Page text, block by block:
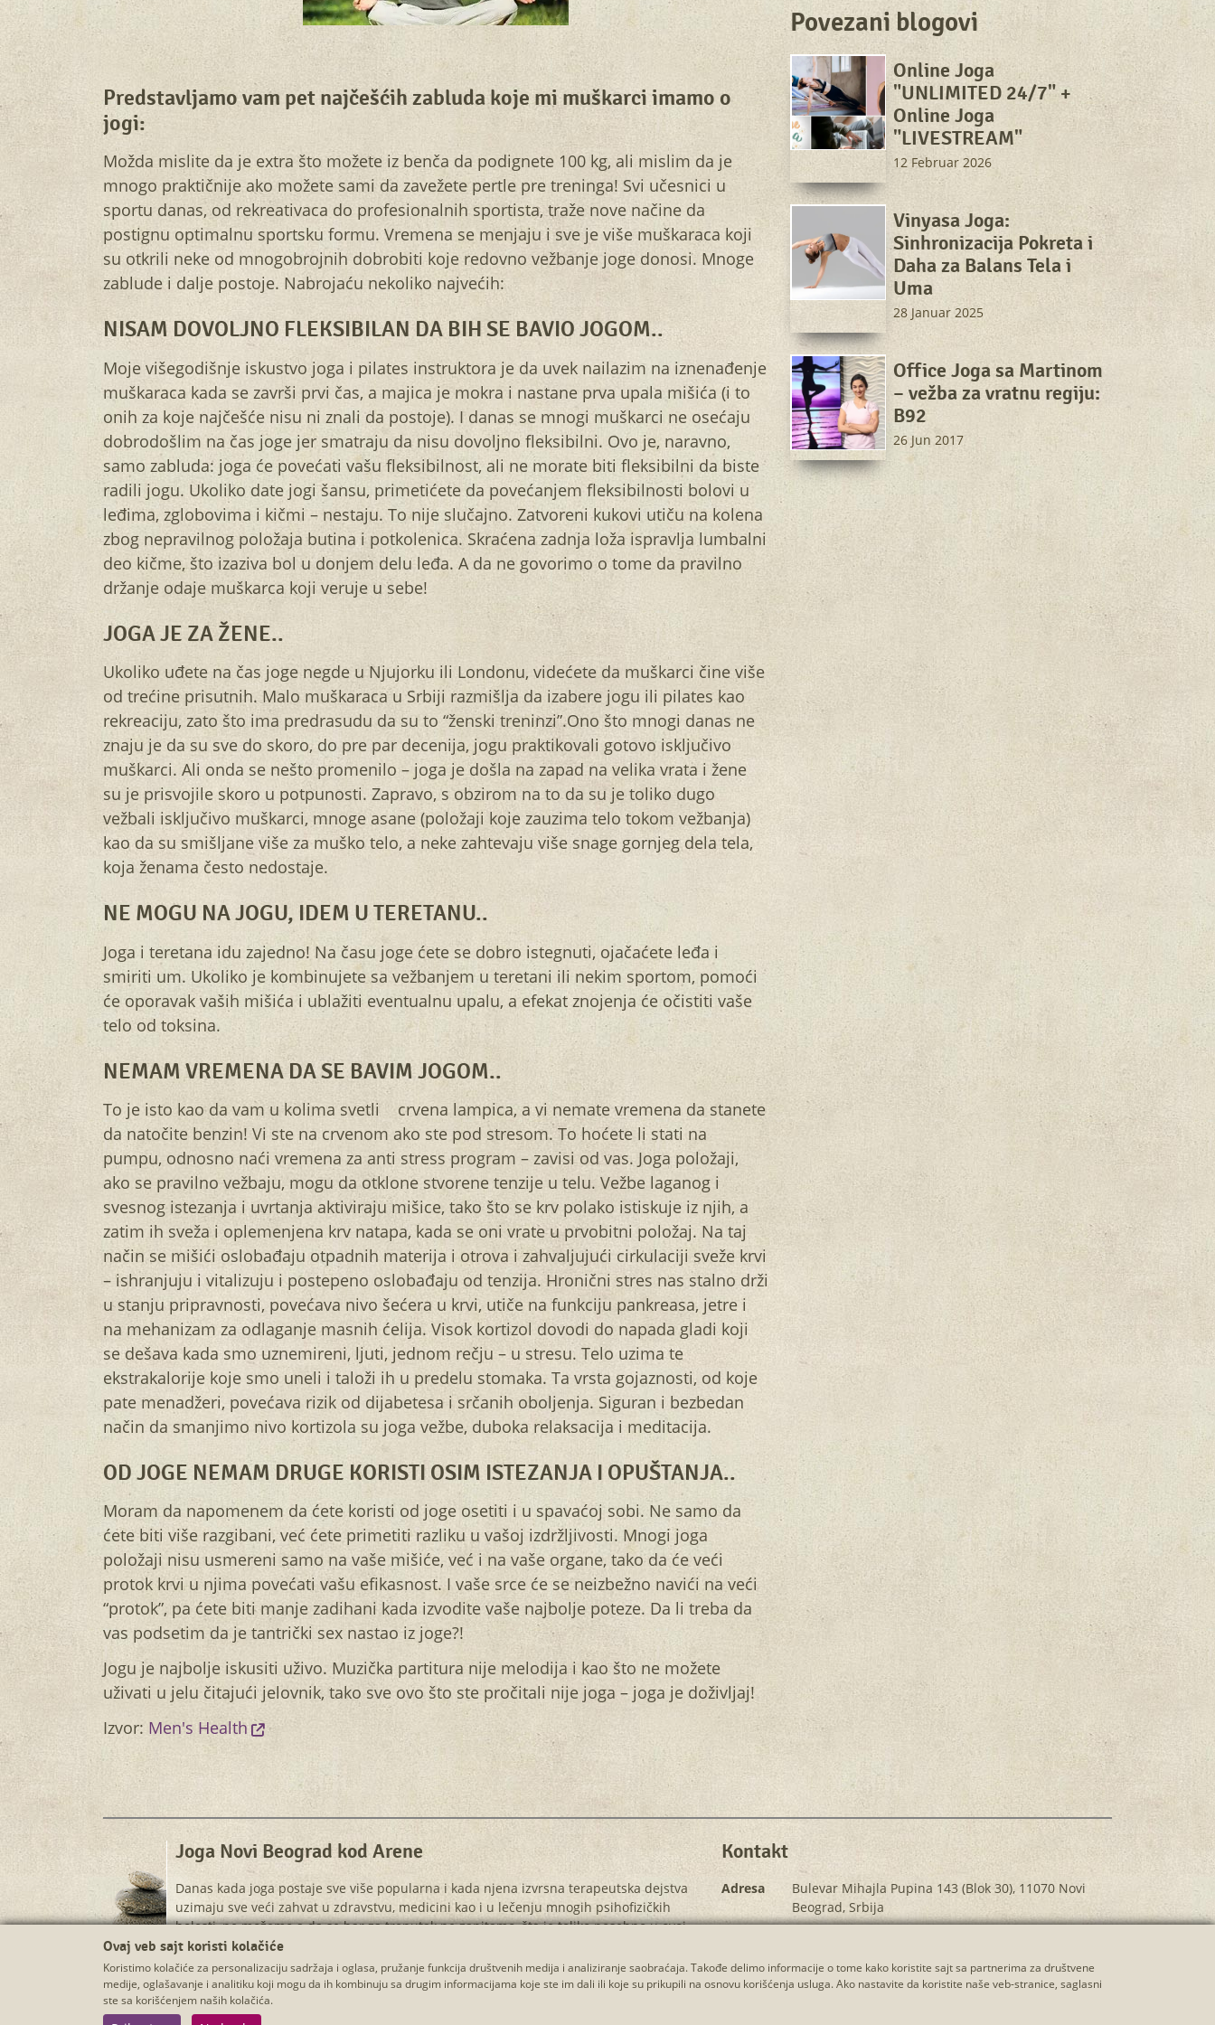
Predstavljamo vam pet najčešćih zabluda koje mi muškarci imamo o
jogi:
Možda mislite da je extra što možete iz benča da podignete 100 kg, ali mislim da je
mnogo praktičnije ako možete sami da zavežete pertle pre treninga! Svi učesnici u
sportu danas, od rekreativaca do profesionalnih sportista, traže nove načine da
postignu optimalnu sportsku formu. Vremena se menjaju i sve je više muškaraca koji
su otkrili neke od mnogobrojnih dobrobiti koje redovno vežbanje joge donosi. Mnoge
zablude i dalje postoje. Nabrojaću nekoliko najvećih:
NISAM DOVOLJNO FLEKSIBILAN DA BIH SE BAVIO JOGOM..
Moje višegodišnje iskustvo joga i pilates instruktora je da uvek nailazim na iznenađenje
muškaraca kada se završi prvi čas, a majica je mokra i nastane prva upala mišića (i to
onih za koje najčešće nisu ni znali da postoje). I danas se mnogi muškarci ne osećaju
dobrodošlim na čas joge jer smatraju da nisu dovoljno fleksibilni. Ovo je, naravno,
samo zabluda: joga će povećati vašu fleksibilnost, ali ne morate biti fleksibilni da biste
radili jogu. Ukoliko date jogi šansu, primetićete da povećanjem fleksibilnosti bolovi u
leđima, zglobovima i kičmi – nestaju. To nije slučajno. Zatvoreni kukovi utiču na kolena
zbog nepravilnog položaja butina i potkolenica. Skraćena zadnja loža ispravlja lumbalni
deo kičme, što izaziva bol u donjem delu leđa. A da ne govorimo o tome da pravilno
držanje odaje muškarca koji veruje u sebe!
JOGA JE ZA ŽENE..
Ukoliko uđete na čas joge negde u Njujorku ili Londonu, videćete da muškarci čine više
od trećine prisutnih. Malo muškaraca u Srbiji razmišlja da izabere jogu ili pilates kao
rekreaciju, zato što ima predrasudu da su to “ženski treninzi”.Ono što mnogi danas ne
znaju je da su sve do skoro, do pre par decenija, jogu praktikovali gotovo isključivo
muškarci. Ali onda se nešto promenilo – joga je došla na zapad na velika vrata i žene
su je prisvojile skoro u potpunosti. Zapravo, s obzirom na to da su je toliko dugo
vežbali isključivo muškarci, mnoge asane (položaji koje zauzima telo tokom vežbanja)
kao da su smišljane više za muško telo, a neke zahtevaju više snage gornjeg dela tela,
koja ženama često nedostaje.
NE MOGU NA JOGU, IDEM U TERETANU..
Joga i teretana idu zajedno! Na času joge ćete se dobro istegnuti, ojačaćete leđa i
smiriti um. Ukoliko je kombinujete sa vežbanjem u teretani ili nekim sportom, pomoći
će oporavak vaših mišića i ublažiti eventualnu upalu, a efekat znojenja će očistiti vaše
telo od toksina.
NEMAM VREMENA DA SE BAVIM JOGOM..
To je isto kao da vam u kolima svetli crvena lampica, a vi nemate vremena da stanete
da natočite benzin! Vi ste na crvenom ako ste pod stresom. To hoćete li stati na
pumpu, odnosno naći vremena za anti stress program – zavisi od vas. Joga položaji,
ako se pravilno vežbaju, mogu da otklone stvorene tenzije u telu. Vežbe laganog i
svesnog istezanja i uvrtanja aktiviraju mišice, tako što se krv polako istiskuje iz njih, a
zatim ih sveža i oplemenjena krv natapa, kada se oni vrate u prvobitni položaj. Na taj
način se mišići oslobađaju otpadnih materija i otrova i zahvaljujući cirkulaciji sveže krvi
– ishranjuju i vitalizuju i postepeno oslobađaju od tenzija. Hronični stres nas stalno drži
u stanju pripravnosti, povećava nivo šećera u krvi, utiče na funkciju pankreasa, jetre i
na mehanizam za odlaganje masnih ćelija. Visok kortizol dovodi do napada gladi koji
se dešava kada smo uznemireni, ljuti, jednom rečju – u stresu. Telo uzima te
ekstrakalorije koje smo uneli i taloži ih u predelu stomaka. Ta vrsta gojaznosti, od koje
pate menadžeri, povećava rizik od dijabetesa i srčanih oboljenja. Siguran i bezbedan
način da smanjimo nivo kortizola su joga vežbe, duboka relaksacija i meditacija.
OD JOGE NEMAM DRUGE KORISTI OSIM ISTEZANJA I OPUŠTANJA..
Moram da napomenem da ćete koristi od joge osetiti i u spavaćoj sobi. Ne samo da
ćete biti više razgibani, već ćete primetiti razliku u vašoj izdržljivosti. Mnogi joga
položaji nisu usmereni samo na vaše mišiće, već i na vaše organe, tako da će veći
protok krvi u njima povećati vašu efikasnost. I vaše srce će se neizbežno navići na veći
“protok”, pa ćete biti manje zadihani kada izvodite vaše najbolje poteze. Da li treba da
vas podsetim da je tantrički sex nastao iz joge?!
Jogu je najbolje iskusiti uživo. Muzička partitura nije melodija i kao što ne možete
uživati u jelu čitajući jelovnik, tako sve ovo što ste pročitali nije joga – joga je doživljaj!
Izvor: Men's Health
Povezani blogovi
Online Joga
"UNLIMITED 24/7" +
Online Joga
"LIVESTREAM"
12 Februar 2026
Vinyasa Joga:
Sinhronizacija Pokreta i
Daha za Balans Tela i
Uma
28 Januar 2025
Office Joga sa Martinom
– vežba za vratnu regiju:
B92
26 Jun 2017
Joga Novi Beograd kod Arene
Danas kada joga postaje sve više popularna i kada njena izvrsna terapeutska dejstva
uzimaju sve veći zahvat u zdravstvu, medicini kao i u lečenju mnogih psihofizičkih
bolesti, ne možemo a da se bar za trenutak ne zapitamo, šta je toliko posebno u ovoj
tehnici i odakle ekspanzija u širenju i promovisanju ove drevne nauke.
Kontakt
Adresa
Bulevar Mihajla Pupina 143 (Blok 30), 11070 Novi
Beograd, Srbija
E-mail
martina.yogina@gmail.com
Ovaj veb sajt koristi kolačiće
Koristimo kolačiće za personalizaciju sadržaja i oglasa, pružanje funkcija društvenih medija i analiziranje saobraćaja. Takođe delimo informacije o tome kako koristite sajt sa partnerima za društvene
medije, oglašavanje i analitiku koji mogu da ih kombinuju sa drugim informacijama koje ste im dali ili koje su prikupili na osnovu korišćenja usluga. Ako nastavite da koristite naše veb-stranice, saglasni
ste sa korišćenjem naših kolačića.